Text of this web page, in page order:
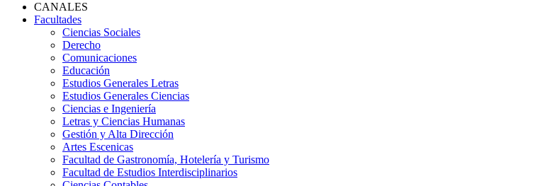
CANALES
Facultades
Ciencias Sociales
Derecho
Comunicaciones
Educación
Estudios Generales Letras
Estudios Generales Ciencias
Ciencias e Ingeniería
Letras y Ciencias Humanas
Gestión y Alta Dirección
Artes Escenicas
Facultad de Gastronomía, Hotelería y Turismo
Facultad de Estudios Interdisciplinarios